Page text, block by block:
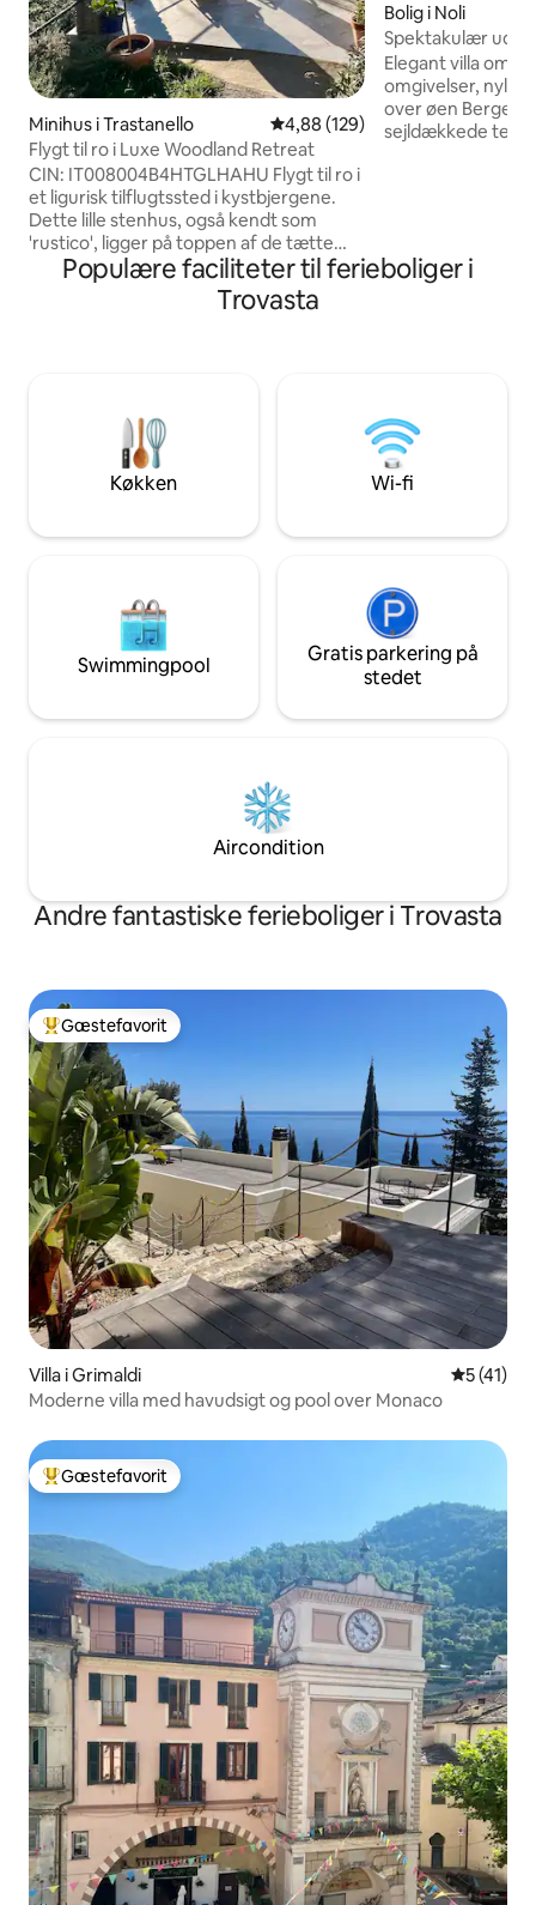
Minihus i Trastanello 4,88 ud af 5 i gennemsnitlig
4,88 (129)
Flygt til ro i Luxe Woodland Retreat
CIN: IT008004B4HTGLHAHU Flygt til ro i
et ligurisk tilflugtssted i kystbjergene.
Dette lille stenhus, også kendt som
'rustico', ligger på toppen af de tætte
skovklædte dale i den øverste kant af en
lille middelalderlandsby. Sydvendt
ejendom med private terrasser, hvor du
adgang til den fantastiske italienske
riviera samt at udforske lokale
seværdigheder og gourmetoplevelser i
nærheden.
Bolig i Noli
Spektakulær
Elegant villa
omgivelser,
over øen Bergeggi. Den
sejldækkede
og Netflix-tv, et
soveværelser og 2
Populære faciliteter til ferieboliger i
Trovasta
Køkken Wi-fi
Swimmingpool
Gratis parkering på
stedet
Aircondition
Andre fantastiske ferieboliger i Trovasta
Bedste gæstefavorit
Gæstefavorit
Villa i Grimaldi 5 ud af 5
5 (41)
Moderne villa med havudsigt og pool over Monaco
Bedste gæstefavorit
Gæstefavorit